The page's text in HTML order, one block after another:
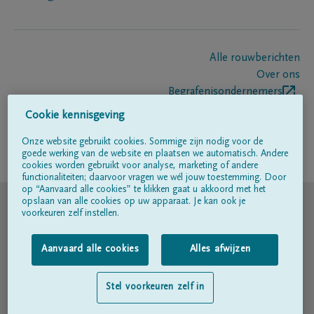
Alle rouwberichten
Over ons
Begrafenisondernemers
Volg ons op
© DELA
Gebruiksvoorwaarden
Privacyverklaring
Toegankelijkheidsverklaring
Cookie kennisgeving
Onze website gebruikt cookies. Sommige zijn nodig voor de
goede werking van de website en plaatsen we automatisch. Andere
cookies worden gebruikt voor analyse, marketing of andere
functionaliteiten; daarvoor vragen we wél jouw toestemming. Door
op “Aanvaard alle cookies” te klikken gaat u akkoord met het
opslaan van alle cookies op uw apparaat. Je kan ook je
voorkeuren zelf instellen.
Aanvaard alle cookies Alles afwijzen
Stel voorkeuren zelf in